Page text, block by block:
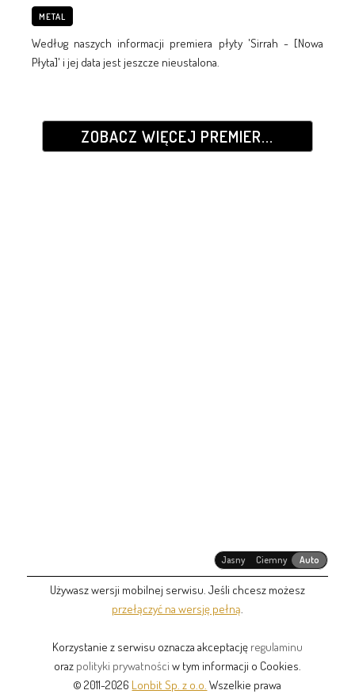
METAL
Według naszych informacji premiera płyty 'Sirrah - [Nowa
Płyta]' i jej data jest jeszcze nieustalona.
ZOBACZ WIĘCEJ PREMIER...
Jasny Ciemny Auto
Używasz wersji mobilnej serwisu. Jeśli chcesz możesz
przełączyć na wersję pełną
Korzystanie z serwisu oznacza akceptację regulaminu
oraz polityki prywatności w tym informacji o Cookies.
© 2011-2026 Lonbit Sp. z o.o. Wszelkie prawa